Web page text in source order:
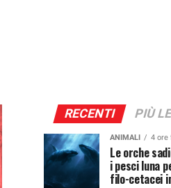
RECENTI PIÙ
ANIMALI 4 ore
Le orche
i pesci luna
filo-cetacei